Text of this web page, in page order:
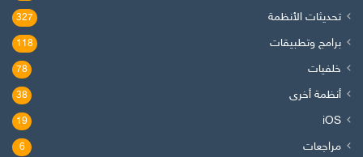
تحديثات الأنظمة 327
برامج وتطبيقات 118
خلفيات 78
أنظمة أخرى 38
iOS
19
مراجعات 6